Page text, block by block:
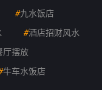
#九水饭店
#酒店招财风水
厅摆放
牛车水饭店